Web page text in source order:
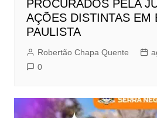
PROCURADOS PELA
AÇÕES DISTINTAS EM
PAULISTA
Robertão Chapa Quente
0